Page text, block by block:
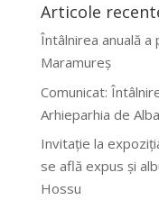
Articole
Întâlnirea anuală a
Maramureș
Comunicat:
Arhieparhia de
Invitație la
se află expus și
Hossu